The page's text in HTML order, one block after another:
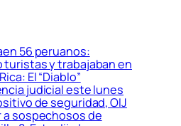
56 peruanos:
turistas y trabajaban en
El “Diablo”
judicial este lunes
de seguridad, OIJ
sospechosos de